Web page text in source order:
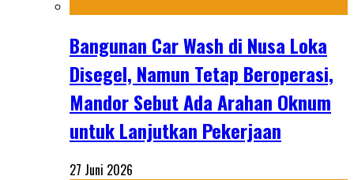
Bangunan Car Wash di Nusa Loka
Disegel, Namun Tetap Beroperasi,
Mandor Sebut Ada Arahan Oknum
untuk Lanjutkan Pekerjaan
27 Juni 2026